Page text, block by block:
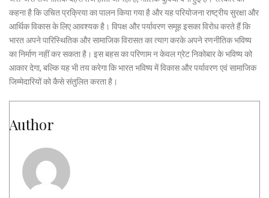
कहना है कि उचित प्रक्रिया का पालन किया गया है और यह परियोजना राष्ट्रीय सुरक्षा और
आर्थिक विकास के लिए आवश्यक है। विपक्ष और पर्यावरण समूह इसका विरोध करते हैं कि
भारत अपने पारिस्थितिक और सामाजिक विरासत का त्याग करके अपने रणनीतिक भविष्य
का निर्माण नहीं कर सकता है। इस बहस का परिणाम न केवल ग्रेट निकोबार के भविष्य को
आकार देगा, बल्कि यह भी तय करेगा कि भारत भविष्य में विकास और पर्यावरण एवं सामाजिक
जिम्मेदारियों को कैसे संतुलित करता है।
Author